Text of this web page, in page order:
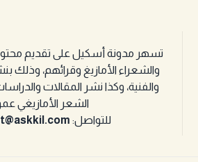
تسهر مدونة أسكيل على تقديم
والشعراء الأمازيغ وقرائهم، وذلك
والفنية، وكذا نشر المقالات
الشعر الأمازيغي
للتواصل: